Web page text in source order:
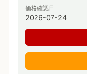
価格確認日
2026-07-24